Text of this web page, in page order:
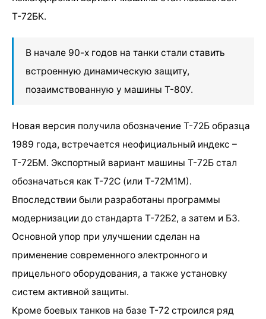
Т-72БК.
В начале 90-х годов на танки стали ставить
встроенную динамическую защиту,
позаимствованную у машины Т-80У.
Новая версия получила обозначение Т-72Б образца
1989 года, встречается неофициальный индекс –
Т-72БМ. Экспортный вариант машины Т-72Б стал
обозначаться как Т-72С (или Т-72М1М).
Впоследствии были разработаны программы
модернизации до стандарта Т-72Б2, а затем и Б3.
Основной упор при улучшении сделан на
применение современного электронного и
прицельного оборудования, а также установку
систем активной защиты.
Кроме боевых танков на базе Т-72 строился ряд